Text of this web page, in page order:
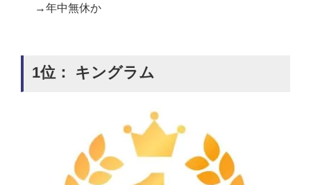
→年中無休か
1位： キングラム